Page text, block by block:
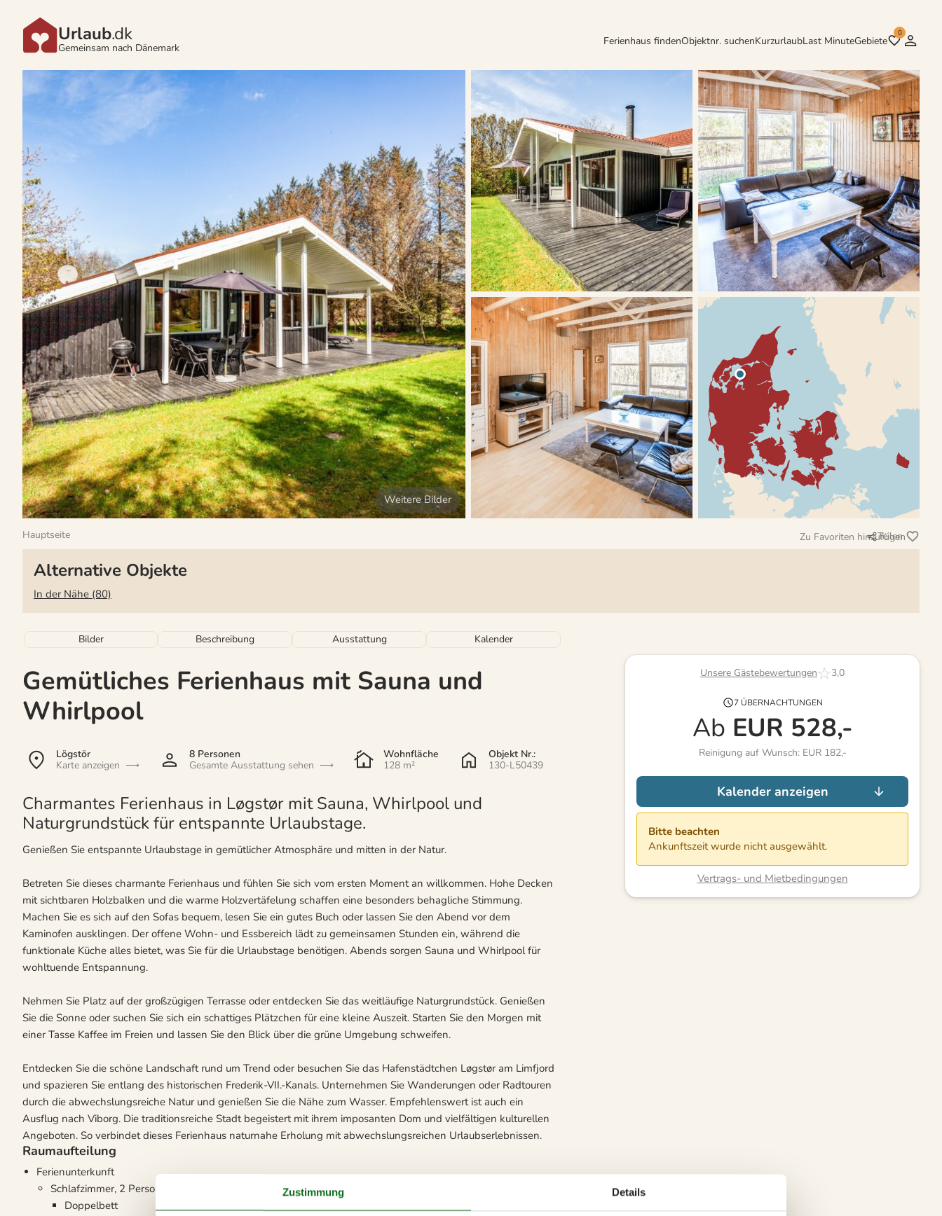
Urlaub.dk
Gemeinsam nach Dänemark
Ferienhaus findenObjektnr. suchenKurzurlaubLast MinuteGebiete
0
Hauptseite Zu Favoriten hinzufügen
Teilen
Alternative Objekte
In der Nähe (80)
Bilder Beschreibung Ausstattung Kalender
Gemütliches Ferienhaus mit Sauna und
Whirlpool
Lögstör
Karte anzeigen
8 Personen
Gesamte Ausstattung sehen
Wohnfläche
128 m²
Objekt Nr.:
130-L50439
Charmantes Ferienhaus in Løgstør mit Sauna, Whirlpool und
Naturgrundstück für entspannte Urlaubstage.
Genießen Sie entspannte Urlaubstage in gemütlicher Atmosphäre und mitten in der Natur.
Betreten Sie dieses charmante Ferienhaus und fühlen Sie sich vom ersten Moment an willkommen. Hohe Decken
mit sichtbaren Holzbalken und die warme Holzvertäfelung schaffen eine besonders behagliche Stimmung.
Machen Sie es sich auf den Sofas bequem, lesen Sie ein gutes Buch oder lassen Sie den Abend vor dem
Kaminofen ausklingen. Der offene Wohn- und Essbereich lädt zu gemeinsamen Stunden ein, während die
funktionale Küche alles bietet, was Sie für die Urlaubstage benötigen. Abends sorgen Sauna und Whirlpool für
wohltuende Entspannung.
Nehmen Sie Platz auf der großzügigen Terrasse oder entdecken Sie das weitläufige Naturgrundstück. Genießen
Sie die Sonne oder suchen Sie sich ein schattiges Plätzchen für eine kleine Auszeit. Starten Sie den Morgen mit
einer Tasse Kaffee im Freien und lassen Sie den Blick über die grüne Umgebung schweifen.
Entdecken Sie die schöne Landschaft rund um Trend oder besuchen Sie das Hafenstädtchen Løgstør am Limfjord
und spazieren Sie entlang des historischen Frederik-VII.-Kanals. Unternehmen Sie Wanderungen oder Radtouren
durch die abwechslungsreiche Natur und genießen Sie die Nähe zum Wasser. Empfehlenswert ist auch ein
Ausflug nach Viborg. Die traditionsreiche Stadt begeistert mit ihrem imposanten Dom und vielfältigen kulturellen
Angeboten. So verbindet dieses Ferienhaus naturnahe Erholung mit abwechslungsreichen Urlaubserlebnissen.
Raumaufteilung
Ferienunterkunft
Schlafzimmer, 2 Personen
Doppelbett
Unsere Gästebewertungen 3,0
7 ÜBERNACHTUNGEN
Ab EUR 528,-
Reinigung auf Wunsch: EUR 182,-
Kalender anzeigen
Bitte beachten
Ankunftszeit wurde nicht ausgewählt.
Vertrags- und Mietbedingungen
Zustimmung Details